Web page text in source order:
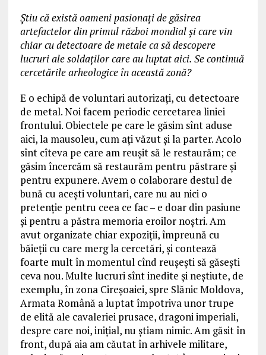
Știu că există oameni pasionați de găsirea
artefactelor din primul război mondial și care vin
chiar cu detectoare de metale ca să descopere
lucruri ale soldaților care au luptat aici. Se continuă
cercetările arheologice în această zonă?
E o echipă de voluntari autorizați, cu detectoare
de metal. Noi facem periodic cercetarea liniei
frontului. Obiectele pe care le găsim sînt aduse
aici, la mausoleu, cum ați văzut și la parter. Acolo
sînt cîteva pe care am reușit să le restaurăm; ce
găsim încercăm să restaurăm pentru păstrare și
pentru expunere. Avem o colaborare destul de
bună cu acești voluntari, care nu au nici o
pretenție pentru ceea ce fac – e doar din pasiune
și pentru a păstra memoria eroilor noștri. Am
avut organizate chiar expoziții, împreună cu
băieții cu care merg la cercetări, și contează
foarte mult în momentul cînd reușești să găsești
ceva nou. Multe lucruri sînt inedite și neștiute, de
exemplu, în zona Cireșoaiei, spre Slănic Moldova,
Armata Română a luptat împotriva unor trupe
de elită ale cavaleriei prusace, dragoni imperiali,
despre care noi, inițial, nu știam nimic. Am găsit în
front, după aia am căutat în arhivele militare,